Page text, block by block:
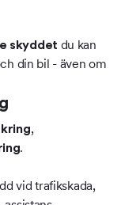
skyddet du kan
din bil - även om
,
.
vid trafikskada,